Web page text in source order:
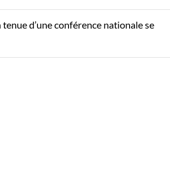
d’une conférence nationale se